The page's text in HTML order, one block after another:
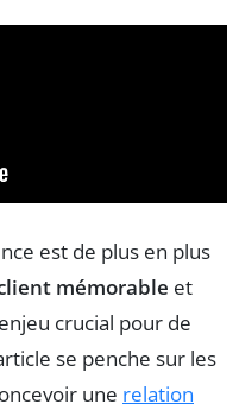
est de plus en plus
mémorable et
crucial pour de
se penche sur les
une relation